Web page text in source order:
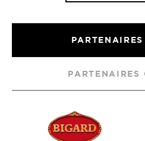
PARTENAIRES